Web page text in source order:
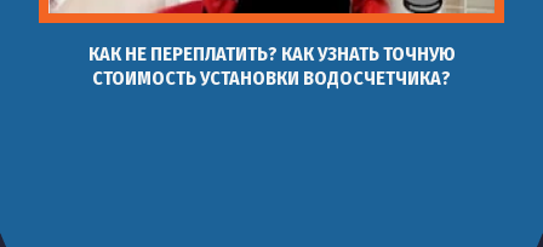
КАК НЕ ПЕРЕПЛАТИТЬ? КАК УЗНАТЬ ТОЧНУЮ
СТОИМОСТЬ УСТАНОВКИ ВОДОСЧЕТЧИКА?